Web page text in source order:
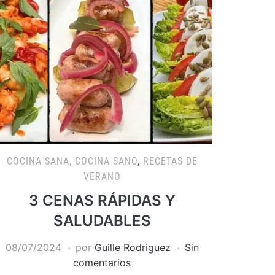
COCINA SANA, COCINA SANO, RECETAS DE
VERANO
3 CENAS RÁPIDAS Y
SALUDABLES
08/07/2024 por Guille Rodriguez
Sin
comentarios